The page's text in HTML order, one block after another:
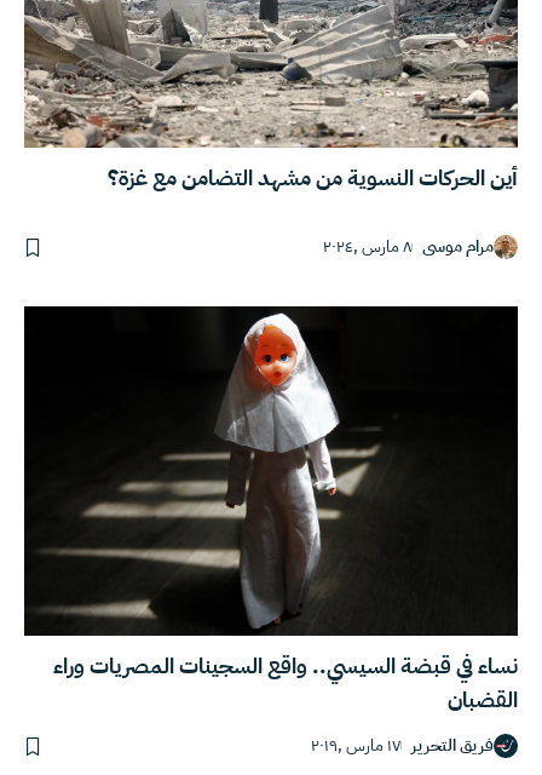
أين الحركات النسوية من مشهد التضامن مع غزة؟
مرام موسى ٨ مارس ,٢٠٢٤
نساء في قبضة السيسي.. واقع السجينات المصريات وراء
القضبان
فريق التحرير ١٧ مارس ,٢٠١٩